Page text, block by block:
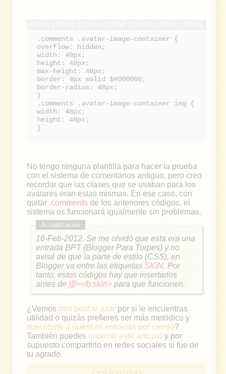
.comments .avatar-image-container {
overflow: hidden;
width: 48px;
height: 48px;
max-height: 48px;
border: 4px solid $#000000;
border-radius: 48px;
}
.comments .avatar-image-container img {
width: 48px;
height: 48px;
}
No tengo ninguna plantilla para hacer la prueba
con el sistema de comentarios antiguo, pero creo
recordar que las clases que se usaban para los
avatares eran estas mismas. En ese caso, con
quitar .comments de los anteriores códigos, el
sistema os funcionará igualmente sin problemas.
16-Feb-2012. Se me olvidó que esta era una
entrada BPT (Blogger Para Torpes) y no
avisé de que la parte de estilo (CSS), en
Blogger va entre las etiquetas SKIN. Por
tanto, estos códigos hay que insertarlos
antes de }]]></b:skin>para que funcionen.
¿Vemos otro post al azar por si le encuentras
utilidad o quizás prefieres ser más metódico y
suscribirte a nuestras entradas por correo?
También puedes imprimir este artículo y por
supuesto compartirlo en redes sociales si fue de
tu agrado.